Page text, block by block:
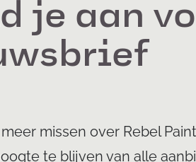
je aan
missen over Rebel
te blijven van alle